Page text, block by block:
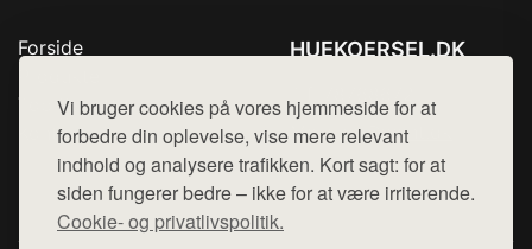
Vi bruger cookies på vores hjemmeside for at
forbedre din oplevelse, vise mere relevant
indhold og analysere trafikken. Kort sagt: for at
siden fungerer bedre – ikke for at være irriterende.
Cookie- og privatlivspolitik.
Forside
Top Rabatter
Kontakt
HUEKOERSEL.DK
Mail: hej@want.dk
Cookie- og privatlivspolitik